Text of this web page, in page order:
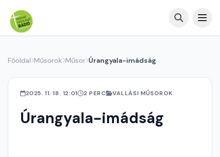
Főoldal Műsorok Műsor Úrangyala-imádság
2025. 11. 18. 12:01 2 PERC VALLÁSI MŰSOROK
Úrangyala-imádság